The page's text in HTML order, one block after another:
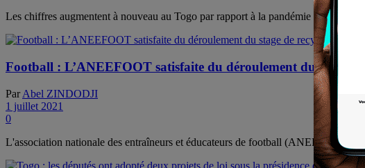
Les chiffres augmentent à nouveau au Togo par rapport à la pandémie de Covid-
Football : L’ANEEFOOT satisfaite du déroulement du stage de
Par Abel ZINDODJI
1 juillet 2021
0
L'association nationale des entraîneurs et éducateurs de football (ANEEFOOT) a